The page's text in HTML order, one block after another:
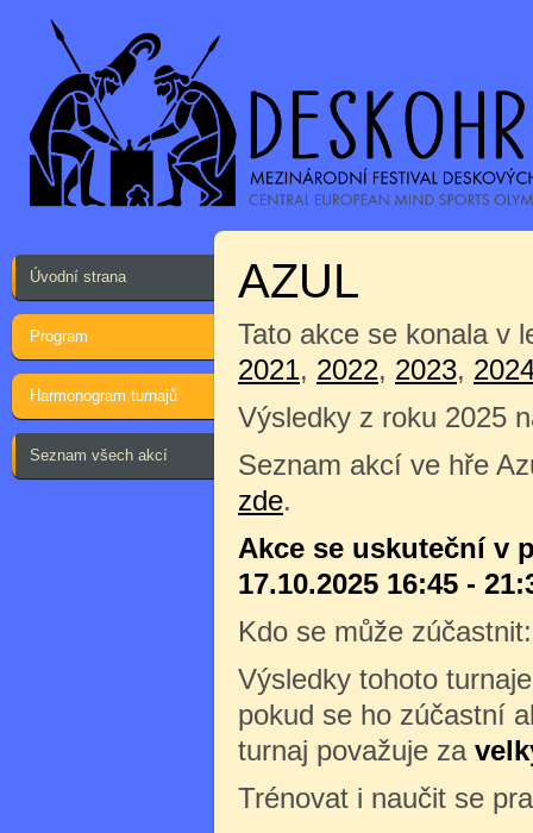
Úvodní strana
Program
Harmonogram turnajů
Seznam všech akcí
AZUL
Tato akce se konala v
2021, 2022, 2023,
Výsledky z roku 2025
Seznam akcí ve hře
zde.
Akce se uskuteční v
17.10.2025 16:45 -
Kdo se může
Výsledky tohoto
pokud se ho zúčastní
turnaj považuje za
Trénovat i naučit se